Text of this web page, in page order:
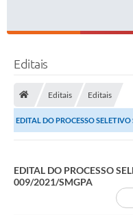
Editais
Editais Editais
EDITAL DO PROCESSO
EDITAL DO PROCESSO
009/2021/SMGPA